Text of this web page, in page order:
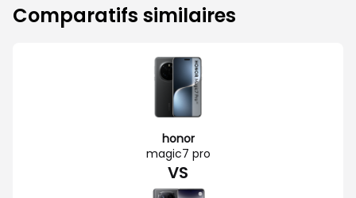
Comparatifs similaires
honor
magic7 pro
VS